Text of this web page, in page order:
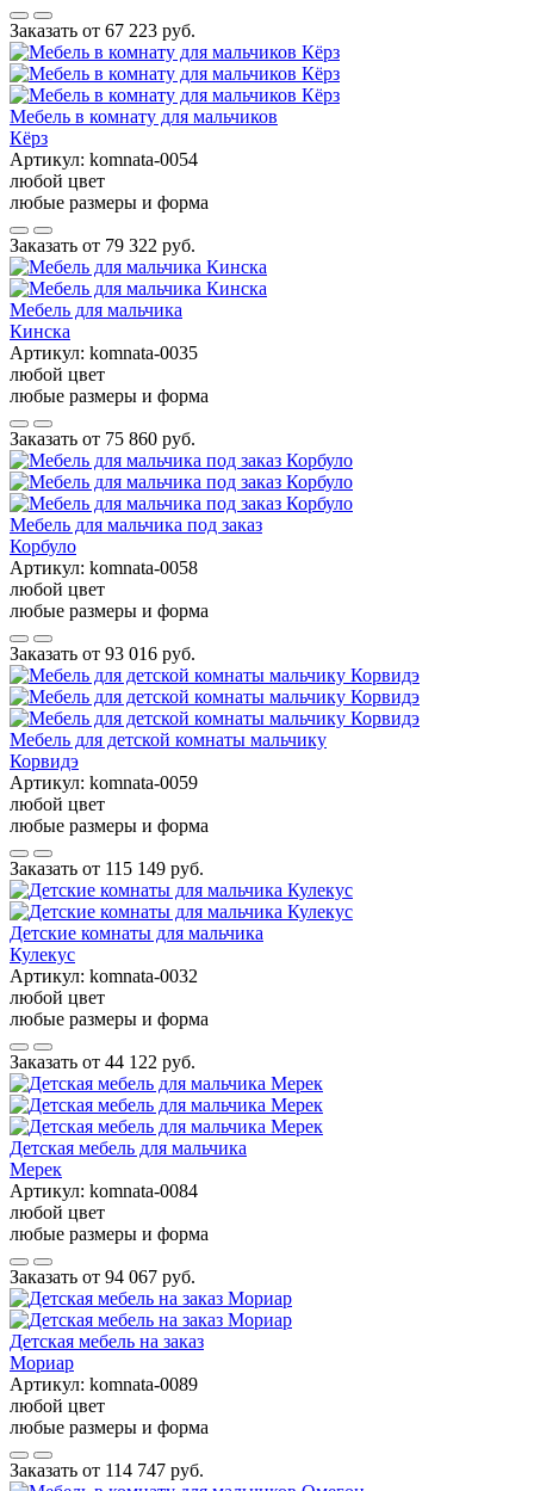
Заказать от 67 223 руб.
Мебель в комнату для мальчиков
Кёрз
Артикул: komnata-0054
любой цвет
любые размеры и форма
Заказать от 79 322 руб.
Мебель для мальчика
Кинска
Артикул: komnata-0035
любой цвет
любые размеры и форма
Заказать от 75 860 руб.
Мебель для мальчика под заказ
Корбуло
Артикул: komnata-0058
любой цвет
любые размеры и форма
Заказать от 93 016 руб.
Мебель для детской комнаты мальчику
Корвидэ
Артикул: komnata-0059
любой цвет
любые размеры и форма
Заказать от 115 149 руб.
Детские комнаты для мальчика
Кулекус
Артикул: komnata-0032
любой цвет
любые размеры и форма
Заказать от 44 122 руб.
Детская мебель для мальчика
Мерек
Артикул: komnata-0084
любой цвет
любые размеры и форма
Заказать от 94 067 руб.
Детская мебель на заказ
Мориар
Артикул: komnata-0089
любой цвет
любые размеры и форма
Заказать от 114 747 руб.